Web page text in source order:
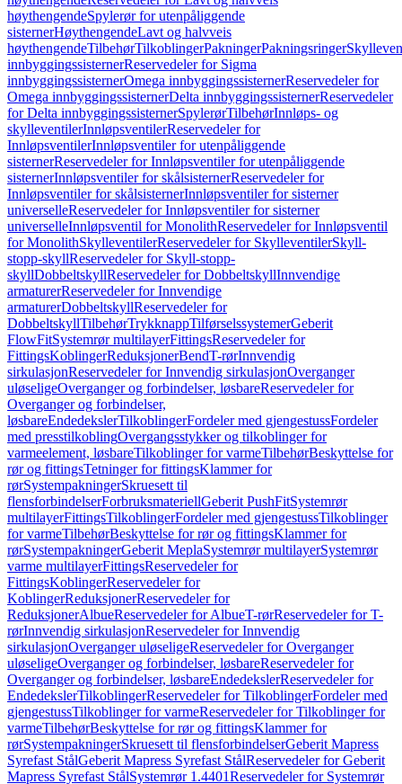
høythengendeSpylerør for utenpåliggende
sisternerHøythengendeLavt og halvveis
høythengendeTilbehørTilkoblingerPakningerPakningsringer
innbyggingssisternerReservedeler for Sigma
innbyggingssisternerOmega innbyggingssisternerReservedeler for
Omega innbyggingssisternerDelta innbyggingssisternerReservedeler
for Delta innbyggingssisternerSpylerørTilbehørInnløps- og
skylleventilerInnløpsventilerReservedeler for
InnløpsventilerInnløpsventiler for utenpåliggende
sisternerReservedeler for Innløpsventiler for utenpåliggende
sisternerInnløpsventiler for skålsisternerReservedeler for
Innløpsventiler for skålsisternerInnløpsventiler for sisterner
universelleReservedeler for Innløpsventiler for sisterner
universelleInnløpsventil for MonolithReservedeler for Innløpsventil
for MonolithSkylleventilerReservedeler for SkylleventilerSkyll-
stopp-skyllReservedeler for Skyll-stopp-
skyllDobbeltskyllReservedeler for DobbeltskyllInnvendige
armaturerReservedeler for Innvendige
armaturerDobbeltskyllReservedeler for
DobbeltskyllTilbehørTrykknappTilførselssystemerGeberit
FlowFitSystemrør multilayerFittingsReservedeler for
FittingsKoblingerReduksjonerBendT-rørInnvendig
sirkulasjonReservedeler for Innvendig sirkulasjonOverganger
uløseligeOverganger og forbindelser, løsbareReservedeler for
Overganger og forbindelser,
løsbareEndedekslerTilkoblingerFordeler med gjengestussFordeler
med presstilkoblingOvergangsstykker og tilkoblinger for
varmeelement, løsbareTilkoblinger for varmeTilbehørBeskyttelse for
rør og fittingsTetninger for fittingsKlammer for
rørSystempakningerSkruesett til
flensforbindelserForbruksmateriellGeberit PushFitSystemrør
multilayerFittingsTilkoblingerFordeler med gjengestussTilkoblinger
for varmeTilbehørBeskyttelse for rør og fittingsKlammer for
rørSystempakningerGeberit MeplaSystemrør multilayerSystemrør
varme multilayerFittingsReservedeler for
FittingsKoblingerReservedeler for
KoblingerReduksjonerReservedeler for
ReduksjonerAlbueReservedeler for AlbueT-rørReservedeler for T-
rørInnvendig sirkulasjonReservedeler for Innvendig
sirkulasjonOverganger uløseligeReservedeler for Overganger
uløseligeOverganger og forbindelser, løsbareReservedeler for
Overganger og forbindelser, løsbareEndedekslerReservedeler for
EndedekslerTilkoblingerReservedeler for TilkoblingerFordeler med
gjengestussTilkoblinger for varmeReservedeler for Tilkoblinger for
varmeTilbehørBeskyttelse for rør og fittingsKlammer for
rørSystempakningerSkruesett til flensforbindelserGeberit Mapress
Syrefast StålGeberit Mapress Syrefast StålReservedeler for Geberit
Mapress Syrefast StålSystemrør 1.4401Reservedeler for Systemrør